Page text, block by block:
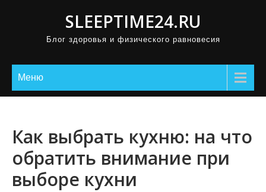
SLEEPTIME24.RU
Блог здоровья и физического равновесия
Меню
Как выбрать кухню: на что
обратить внимание при
выборе кухни